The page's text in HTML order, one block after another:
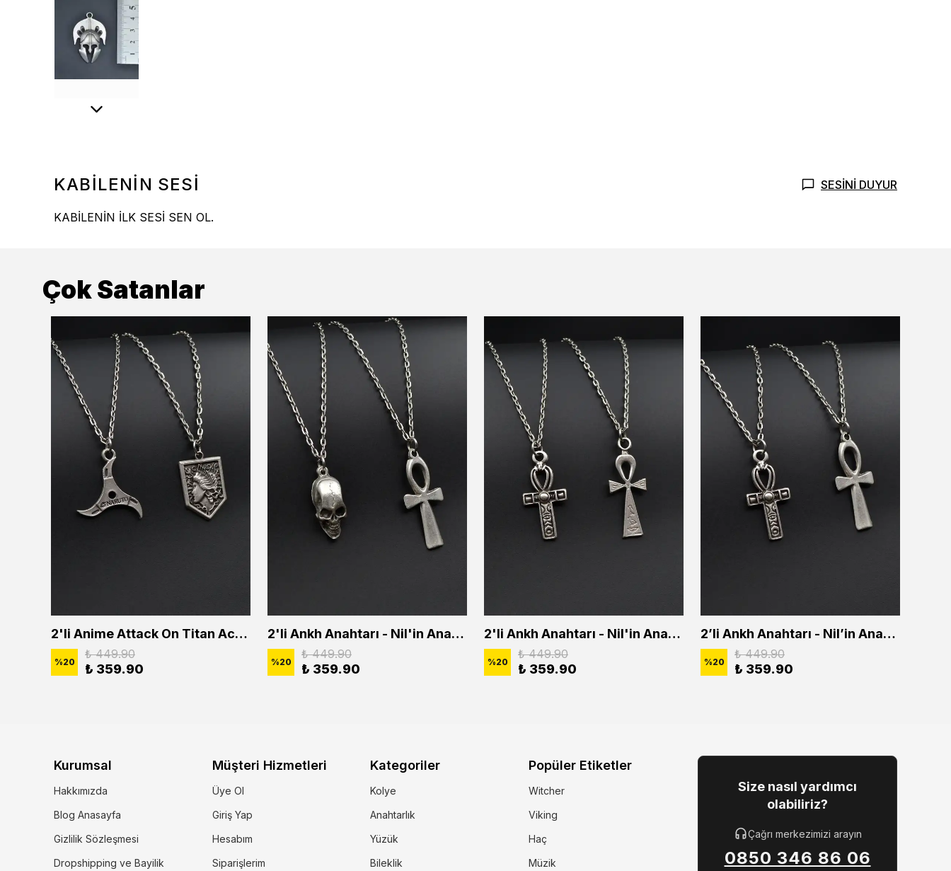
KABİLENİN SESİ SESİNİ DUYUR
KABİLENİN İLK SESİ SEN OL.
Çok Satanlar
2'li Anime Attack On Titan Acrylic Maria Anime Naruto Erkek Kadın Kolye Seti
%20
₺ 449.90
₺ 359.90
2'li Ankh Anahtarı - Nil'in Anahtarı - Kuru Kafa Erkek Kadın Kolye Seti
%20
₺ 449.90
₺ 359.90
2'li Ankh Anahtarı - Nil'in Anahtarı Erkek Kadın Kolye Seti
%20
₺ 449.90
₺ 359.90
2’li Ankh Anahtarı - Nil’in Anahtarı Erkek Kadın Kolye Seti
%20
₺ 449.90
₺ 359.90
Kurumsal
Hakkımızda
Blog Anasayfa
Gizlilik Sözleşmesi
Dropshipping ve Bayilik
Müşteri Hizmetleri
Üye Ol
Giriş Yap
Hesabım
Siparişlerim
Kategoriler
Kolye
Anahtarlık
Yüzük
Bileklik
Popüler Etiketler
Witcher
Viking
Haç
Müzik
Size nasıl yardımcı
olabiliriz?
Çağrı merkezimizi arayın
0850 346 86 06